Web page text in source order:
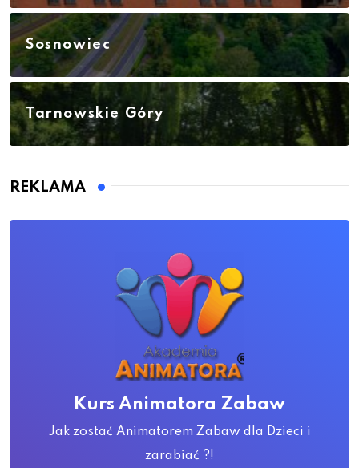
Sosnowiec
Tarnowskie Góry
REKLAMA
Kurs Animatora Zabaw
Jak zostać Animatorem Zabaw dla Dzieci i
zarabiać ?!